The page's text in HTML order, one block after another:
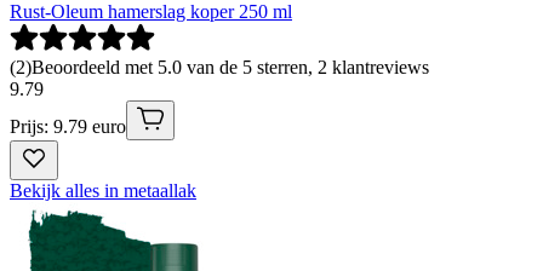
Rust-Oleum hamerslag koper 250 ml
(2)Beoordeeld met 5.0 van de 5 sterren, 2 klantreviews
9.79
Prijs: 9.79 euro
Bekijk alles in metaallak